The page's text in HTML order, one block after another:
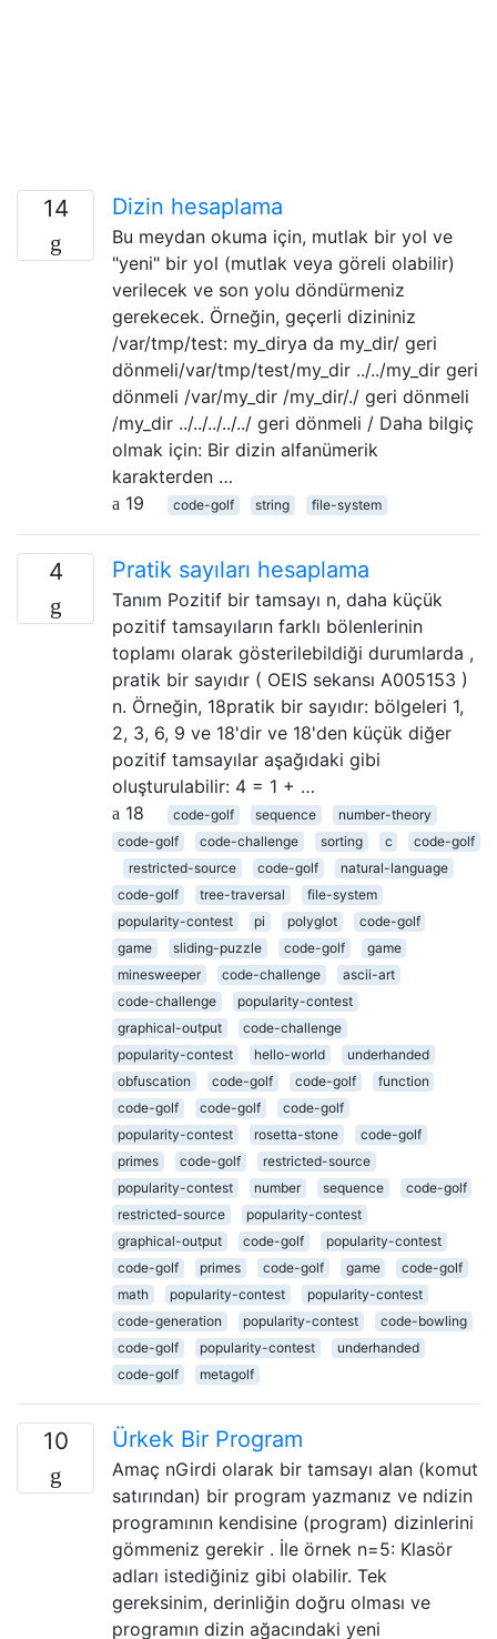
14 Dizin hesaplama
Bu meydan okuma için, mutlak bir yol ve
"yeni" bir yol (mutlak veya göreli olabilir)
verilecek ve son yolu döndürmeniz
gerekecek. Örneğin, geçerli dizininiz
/var/tmp/test: my_dirya da my_dir/ geri
dönmeli/var/tmp/test/my_dir ../../my_dir geri
dönmeli /var/my_dir /my_dir/./ geri dönmeli
/my_dir ../../../../../ geri dönmeli / Daha bilgiç
olmak için: Bir dizin alfanümerik
karakterden …
19
code-golf string file-system
4 Pratik sayıları hesaplama
Tanım Pozitif bir tamsayı n, daha küçük
pozitif tamsayıların farklı bölenlerinin
toplamı olarak gösterilebildiği durumlarda ,
pratik bir sayıdır ( OEIS sekansı A005153 )
n. Örneğin, 18pratik bir sayıdır: bölgeleri 1,
2, 3, 6, 9 ve 18'dir ve 18'den küçük diğer
pozitif tamsayılar aşağıdaki gibi
oluşturulabilir: 4 = 1 + …
18
code-golf sequence
number-theory
code-golf
code-challenge sorting c
code-golf
restricted-source
code-golf
natural-language
code-golf
tree-traversal
file-system
popularity-contest
pi polyglot
code-golf
game
sliding-puzzle code-golf
game
minesweeper
code-challenge
ascii-art
code-challenge
popularity-contest
graphical-output
code-challenge
popularity-contest
hello-world
underhanded
obfuscation
code-golf code-golf
function
code-golf
code-golf
code-golf
popularity-contest
rosetta-stone
code-golf
primes
code-golf
restricted-source
popularity-contest
number sequence
code-golf
restricted-source
popularity-contest
graphical-output
code-golf
popularity-contest
code-golf
primes code-golf game
code-golf
math
popularity-contest
popularity-contest
code-generation
popularity-contest
code-bowling
code-golf
popularity-contest
underhanded
code-golf
metagolf
10 Ürkek Bir Program
Amaç nGirdi olarak bir tamsayı alan (komut
satırından) bir program yazmanız ve ndizin
programının kendisine (program) dizinlerini
gömmeniz gerekir . İle örnek n=5: Klasör
adları istediğiniz gibi olabilir. Tek
gereksinim, derinliğin doğru olması ve
programın dizin ağacındaki yeni